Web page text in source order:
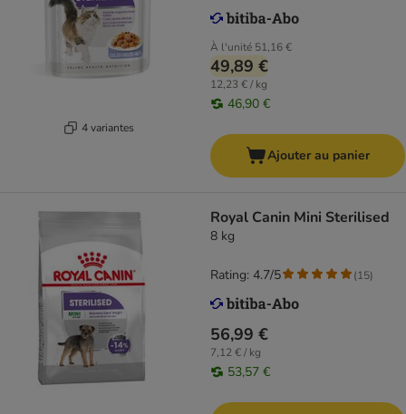
4 variantes
À l'unité 51,16 €
49,89 €
12,23 € / kg
46,90 €
Ajouter au panier
Royal Canin Mini Sterilised
8 kg
56,99 €
7,12 € / kg
53,57 €
Rating: 4.7/5 (15)